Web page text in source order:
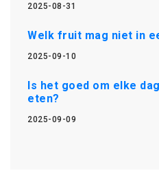
2025-08-31
Welk fruit mag niet in
2025-09-10
Is het goed om elke
eten?
2025-09-09